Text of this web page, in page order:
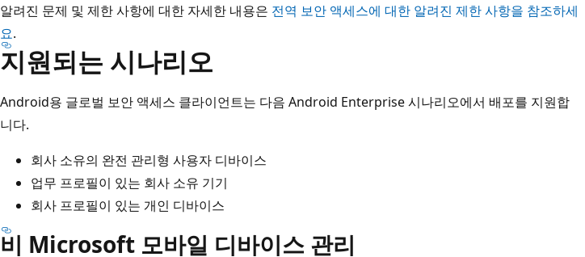
알려진 문제 및 제한 사항에 대한 자세한 내용은 전역 보안 액세스에 대한 알려진 제한 사항을 참조하세
요.
지원되는 시나리오
Android용 글로벌 보안 액세스 클라이언트는 다음 Android Enterprise 시나리오에서 배포를 지원합
니다.
회사 소유의 완전 관리형 사용자 디바이스
업무 프로필이 있는 회사 소유 기기
회사 프로필이 있는 개인 디바이스
비 Microsoft 모바일 디바이스 관리